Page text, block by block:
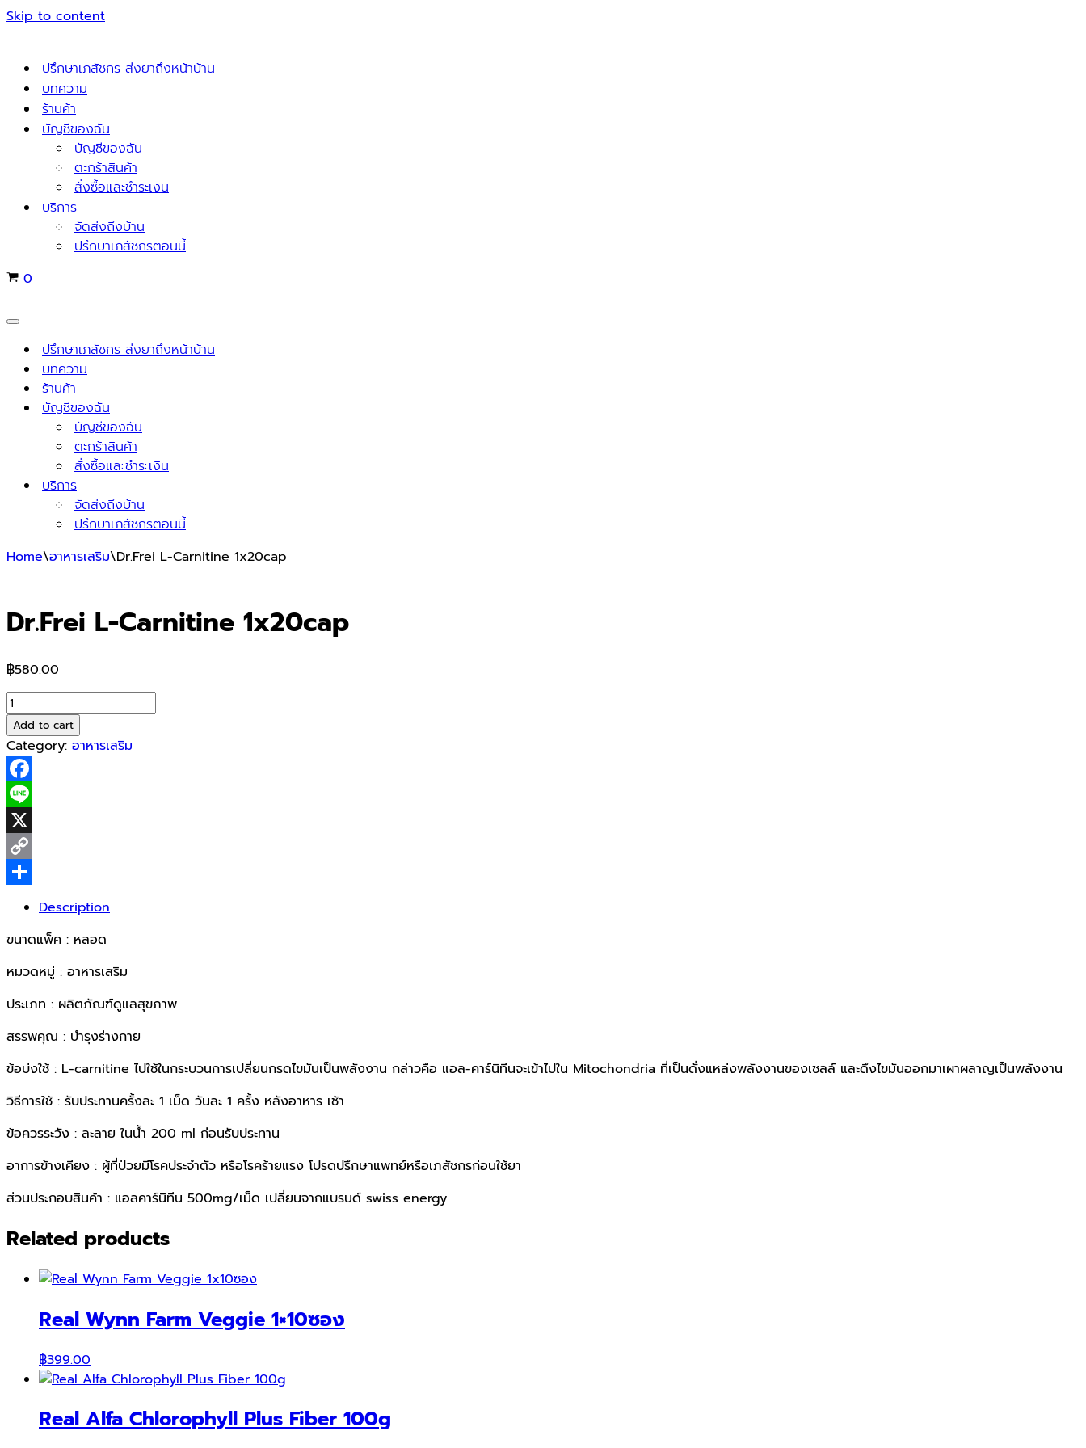
Skip to content
ปรึกษาเภสัชกร ส่งยาถึงหน้าบ้าน
บทความ
ร้านค้า
บัญชีของฉัน
บัญชีของฉัน
ตะกร้าสินค้า
สั่งซื้อและชำระเงิน
บริการ
จัดส่งถึงบ้าน
ปรึกษาเภสัชกรตอนนี้
Cart
0
Navigation
Menu ปรึกษาเภสัชกร ส่งยาถึงหน้าบ้าน
บทความ
ร้านค้า
บัญชีของฉัน
บัญชีของฉัน
ตะกร้าสินค้า
สั่งซื้อและชำระเงิน
บริการ
จัดส่งถึงบ้าน
ปรึกษาเภสัชกรตอนนี้
Home\อาหารเสริม\Dr.Frei L-Carnitine 1x20cap
Dr.Frei L-Carnitine 1x20cap
฿580.00
Dr.Frei
L-
Carnitine
1x20cap
quantity
Add to cart
Category: อาหารเสริม
Facebook
Line
X
Copy
ShareDescription
ขนาดแพ็ค : หลอด
หมวดหมู่ : อาหารเสริม
ประเภท : ผลิตภัณฑ์ดูแลสุขภาพ
สรรพคุณ : บำรุงร่างกาย
ข้อบ่งใช้ : L-carnitine ไปใช้ในกระบวนการเปลี่ยนกรดไขมันเป็นพลังงาน กล่าวคือ แอล-คาร์นิทีนจะเข้าไปใน Mitochondria ที่เป็นดั่งแหล่งพลังงานของเซลล์ และดึงไขมันออกมาเผาผลาญเป็นพลังงาน
วิธีการใช้ : รับประทานครั้งละ 1 เม็ด วันละ 1 ครั้ง หลังอาหาร เช้า
ข้อควรระวัง : ละลาย ในน้ำ 200 ml ก่อนรับประทาน
อาการข้างเคียง : ผู้ที่ป่วยมีโรคประจำตัว หรือโรคร้ายแรง โปรดปรึกษาแพทย์หรือเภสัชกรก่อนใช้ยา
ส่วนประกอบสินค้า : แอลคาร์นิทีน 500mg/เม็ด เปลี่ยนจากแบรนด์ swiss energy
Related products
Real Wynn Farm Veggie 1×10ซอง
฿399.00
Real Alfa Chlorophyll Plus Fiber 100g